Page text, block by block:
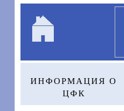
ИНФОРМАЦИЯ О
ЦФК